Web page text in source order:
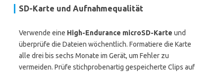
SD-Karte und Aufnahmequalität
Verwende eine High-Endurance microSD-Karte und
überprüfe die Dateien wöchentlich. Formatiere die Karte
alle drei bis sechs Monate im Gerät, um Fehler zu
vermeiden. Prüfe stichprobenartig gespeicherte Clips auf